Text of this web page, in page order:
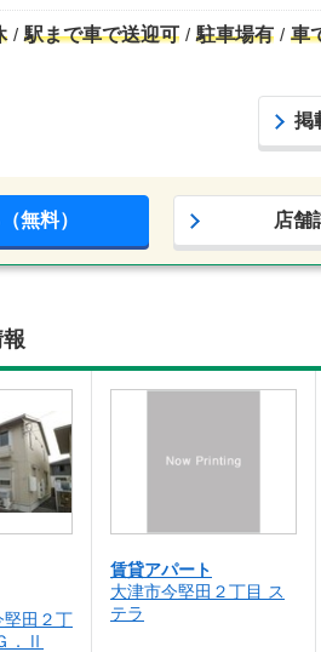
駅まで車で送迎可 駐車場有
車
掲
無料） 店舗
堅田２丁
．Ⅱ
賃貸アパート
大津市今堅田２丁目 ス
テラ